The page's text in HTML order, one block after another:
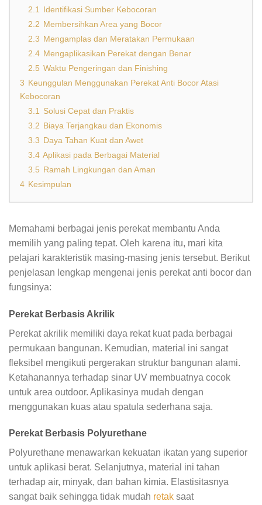
2.1
Identifikasi Sumber Kebocoran
2.2 Membersihkan Area yang Bocor
2.3 Mengamplas dan Meratakan Permukaan
2.4 Mengaplikasikan Perekat dengan Benar
2.5 Waktu Pengeringan dan Finishing
3 Keunggulan Menggunakan Perekat Anti Bocor Atasi
Kebocoran
3.1
Solusi Cepat dan Praktis
3.2 Biaya Terjangkau dan Ekonomis
3.3 Daya Tahan Kuat dan Awet
3.4 Aplikasi pada Berbagai Material
3.5 Ramah Lingkungan dan Aman
4 Kesimpulan
Memahami berbagai jenis perekat membantu Anda
memilih yang paling tepat. Oleh karena itu, mari kita
pelajari karakteristik masing-masing jenis tersebut. Berikut
penjelasan lengkap mengenai jenis perekat anti bocor dan
fungsinya:
Perekat Berbasis Akrilik
Perekat akrilik memiliki daya rekat kuat pada berbagai
permukaan bangunan. Kemudian, material ini sangat
fleksibel mengikuti pergerakan struktur bangunan alami.
Ketahanannya terhadap sinar UV membuatnya cocok
untuk area outdoor. Aplikasinya mudah dengan
menggunakan kuas atau spatula sederhana saja.
Perekat Berbasis Polyurethane
Polyurethane menawarkan kekuatan ikatan yang superior
untuk aplikasi berat. Selanjutnya, material ini tahan
terhadap air, minyak, dan bahan kimia. Elastisitasnya
sangat baik sehingga tidak mudah retak saat